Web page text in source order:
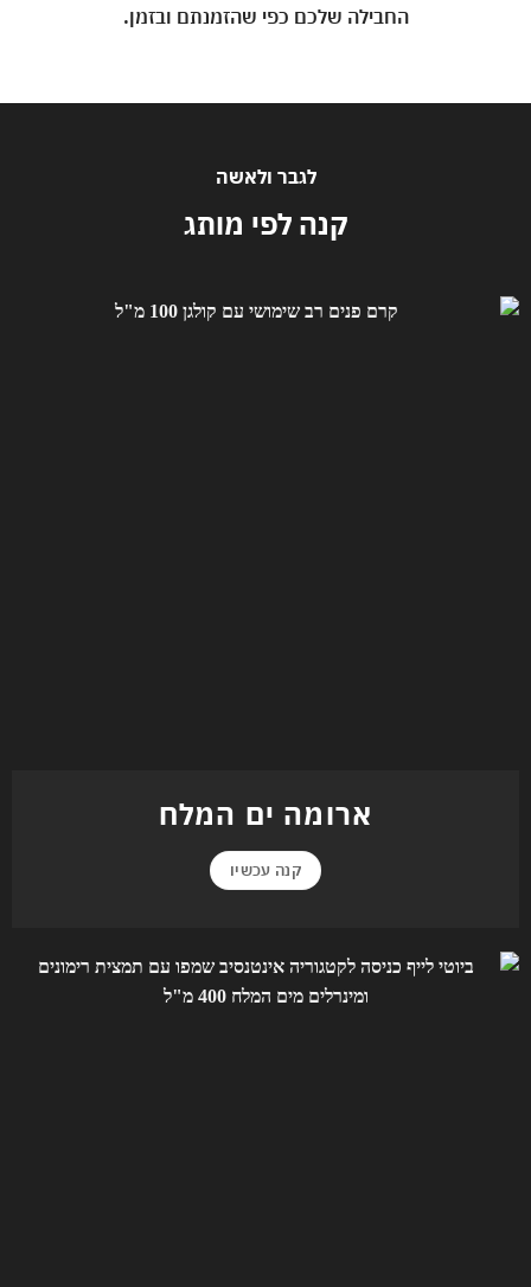
החבילה שלכם כפי שהזמנתם ובזמן.
לגבר ולאשה
קנה לפי מותג
ארומה ים המלח
קנה עכשיו